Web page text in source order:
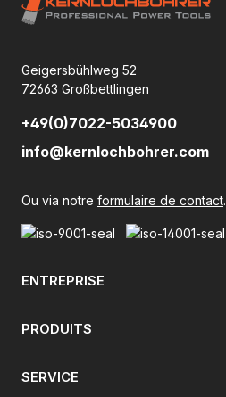
Geigersbühlweg 52
72663 Großbettlingen
+49(0)7022-5034900
info@kernlochbohrer.com
Ou via notre formulaire de contact.
ENTREPRISE
PRODUITS
SERVICE